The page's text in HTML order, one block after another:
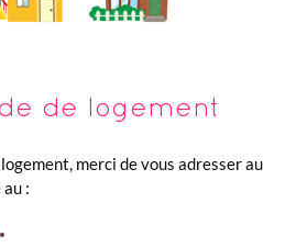
de logement
merci de vous adresser au
: